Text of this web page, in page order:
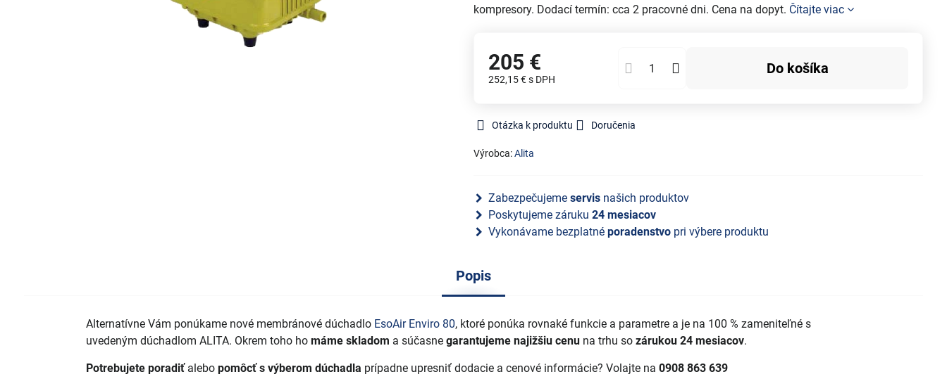
kompresory. Dodací termín: cca 2 pracovné dni. Cena na dopyt. Čítajte viac
205 €
252,15 €s DPH
Do košíka
Otázka k produktu Doručenia
Výrobca:Alita
Zabezpečujeme servisnašich produktov
Poskytujeme záruku 24 mesiacov
Vykonávame bezplatné poradenstvopri výbere produktu
Popis
Alternatívne Vám ponúkame nové membránové dúchadlo EsoAir Enviro 80, ktoré ponúka rovnaké funkcie a parametre a je na 100 % zameniteľné s
uvedeným dúchadlom ALITA. Okrem toho ho máme skladom a súčasne garantujeme najižšiu cenuna trhu so zárukou 24 mesiacov.
Potrebujete poradiťalebo pomôcť s výberom dúchadla prípadne upresniť dodacie a cenové informácie? Volajte na 0908 863 639